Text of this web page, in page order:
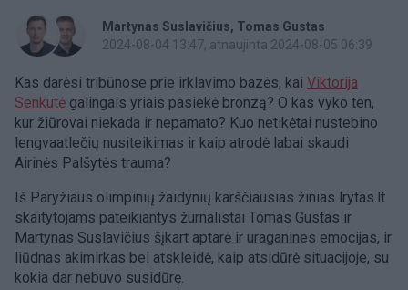
Martynas Suslavičius Tomas Gustas
2024-08-04 13:47, atnaujinta 2024-08-05 06:39
Kas darėsi tribūnose prie irklavimo bazės, kai Viktorija
Senkutė galingais yriais pasiekė bronzą? O kas vyko ten,
kur žiūrovai niekada ir nepamato? Kuo netikėtai nustebino
lengvaatlečių nusiteikimas ir kaip atrodė labai skaudi
Airinės Palšytės trauma?
Iš Paryžiaus olimpinių žaidynių karščiausias žinias lrytas.lt
skaitytojams pateikiantys žurnalistai Tomas Gustas ir
Martynas Suslavičius šįkart aptarė ir uraganines emocijas, ir
liūdnas akimirkas bei atskleidė, kaip atsidūrė situacijoje, su
kokia dar nebuvo susidūrę.